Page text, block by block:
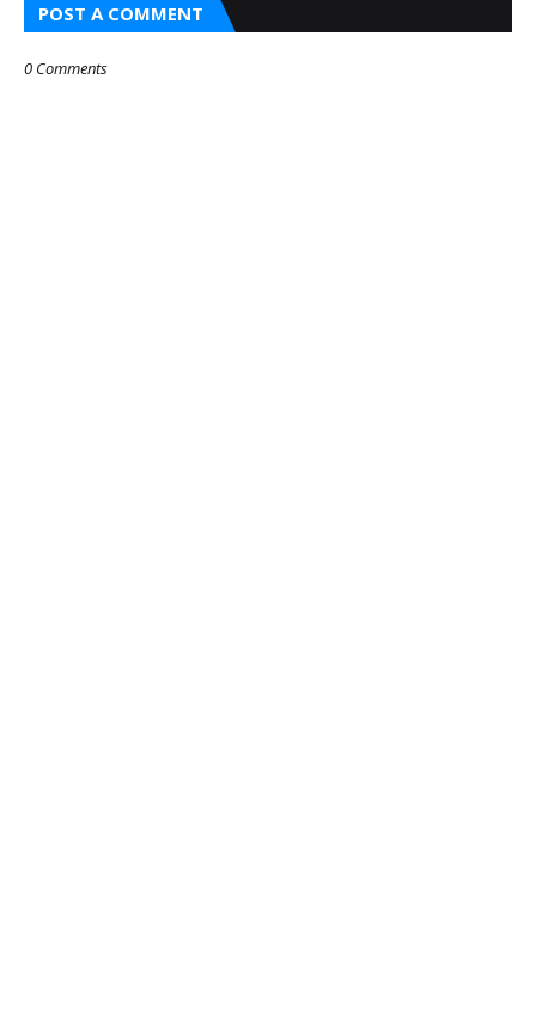
POST A COMMENT
0 Comments